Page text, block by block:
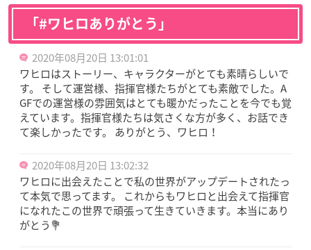
「#ワヒロありがとう」
2020年08月20日 13:01:01
ワヒロはストーリー、キャラクターがとても素晴らしいで
す。 そして運営様、指揮官様たちがとても素敵でした。A
GFでの運営様の雰囲気はとても暖かだったことを今でも覚
えています。指揮官様たちは気さくな方が多く、お話でき
て楽しかったです。 ありがとう、ワヒロ！
2020年08月20日 13:02:32
ワヒロに出会えたことで私の世界がアップデートされたっ
て本気で思ってます。 これからもワヒロと出会えて指揮官
になれたこの世界で頑張って生きていきます。本当にあり
がとう💐